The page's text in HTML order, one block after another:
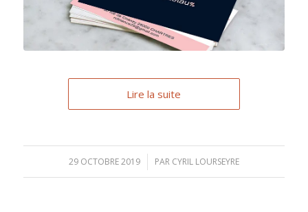
Lire la suite
29 OCTOBRE 2019
/ PAR CYRIL LOURSEYRE